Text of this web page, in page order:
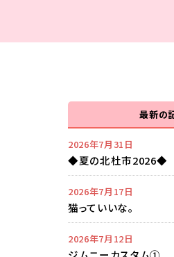
最新の
2026年7月31日
◆夏の北杜市2026◆
2026年7月17日
猫っていいな。
2026年7月12日